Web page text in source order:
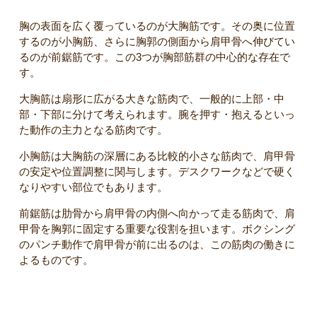
胸の表面を広く覆っているのが大胸筋です。その奥に位置
するのが小胸筋、さらに胸郭の側面から肩甲骨へ伸びてい
るのが前鋸筋です。この3つが胸部筋群の中心的な存在で
す。
大胸筋は扇形に広がる大きな筋肉で、一般的に上部・中
部・下部に分けて考えられます。腕を押す・抱えるといっ
た動作の主力となる筋肉です。
小胸筋は大胸筋の深層にある比較的小さな筋肉で、肩甲骨
の安定や位置調整に関与します。デスクワークなどで硬く
なりやすい部位でもあります。
前鋸筋は肋骨から肩甲骨の内側へ向かって走る筋肉で、肩
甲骨を胸郭に固定する重要な役割を担います。ボクシング
のパンチ動作で肩甲骨が前に出るのは、この筋肉の働きに
よるものです。